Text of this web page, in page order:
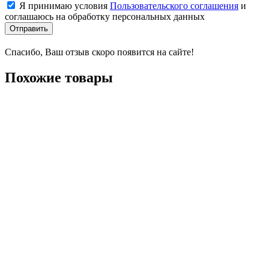
Я принимаю условия Пользовательского соглашения и
соглашаюсь на обработку персональных данных
Отправить
Спасибо, Ваш отзыв скоро появится на сайте!
Похожие товары